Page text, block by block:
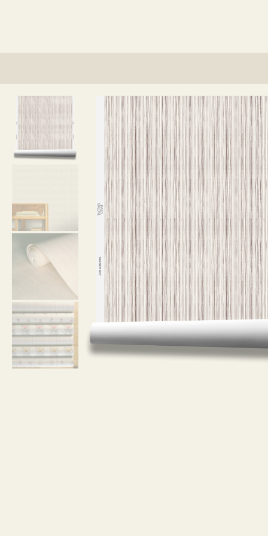
¿Se puede usar nuestro papel pintado
¿Se puede usar nuestro papel pintado
¿Puedo utilizar el papel pintado para
¿Puedo combinar un diseño de tela y
¿Viene incluido la pasta para pegar el
¿Cómo debo limpiar el papel pintado